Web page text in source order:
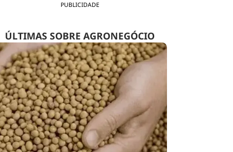
PUBLICIDADE
ÚLTIMAS SOBRE AGRONEGÓCIO